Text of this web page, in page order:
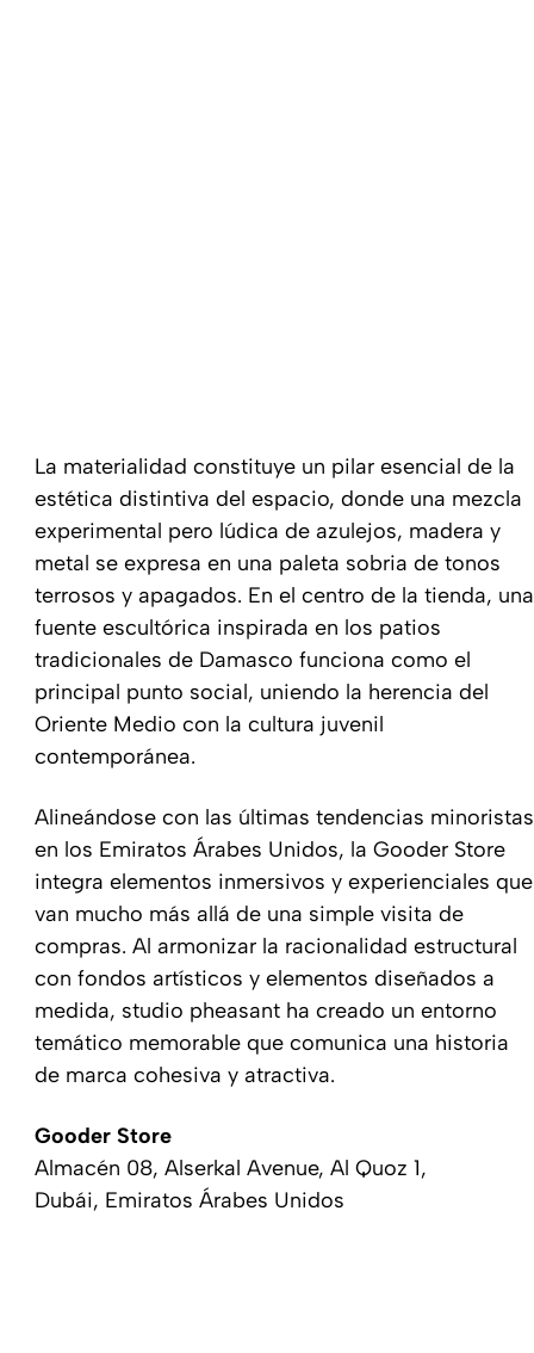
La materialidad constituye un pilar esencial de la
estética distintiva del espacio, donde una mezcla
experimental pero lúdica de azulejos, madera y
metal se expresa en una paleta sobria de tonos
terrosos y apagados. En el centro de la tienda, una
fuente escultórica inspirada en los patios
tradicionales de Damasco funciona como el
principal punto social, uniendo la herencia del
Oriente Medio con la cultura juvenil
contemporánea.
Alineándose con las últimas tendencias minoristas
en los Emiratos Árabes Unidos, la Gooder Store
integra elementos inmersivos y experienciales que
van mucho más allá de una simple visita de
compras. Al armonizar la racionalidad estructural
con fondos artísticos y elementos diseñados a
medida, studio pheasant ha creado un entorno
temático memorable que comunica una historia
de marca cohesiva y atractiva.
Gooder Store
Almacén 08, Alserkal Avenue, Al Quoz 1,
Dubái, Emiratos Árabes Unidos